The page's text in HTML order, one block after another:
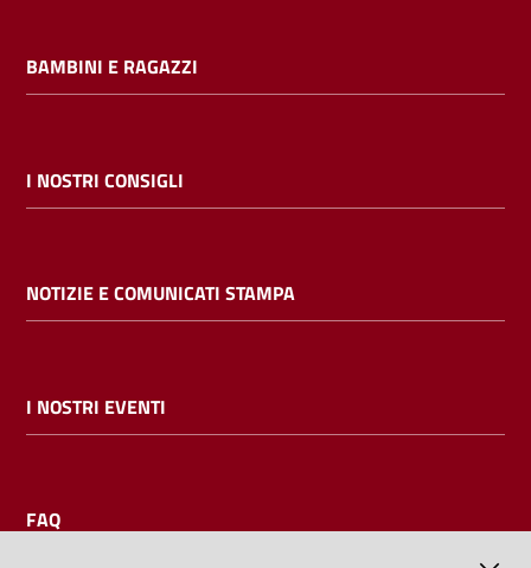
cataloghi
bibliotecario
BAMBINI E RAGAZZI
I NOSTRI CONSIGLI
NOTIZIE E COMUNICATI STAMPA
I NOSTRI EVENTI
FAQ